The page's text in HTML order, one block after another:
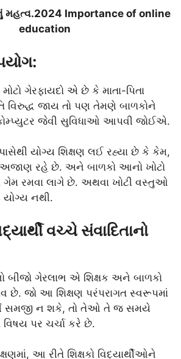
મહત્વ.2024 Importance of online
education
ગેરફાયદો એ છે કે માતા-પિતા
વિરુદ્ધ જાય તો પણ તેમણે બાળકોને
જેવી સુવિધાઓ આપવી જોઈએ.
યોગ્ય શિક્ષણ લઈ રહ્યા છે કે કેમ,
રહે છે. અને બાળકો આનો ખોટો
ગેમ રમવા લાગે છે. અથવા ખોટી વસ્તુઓ
યોગ્ય નથી.
વચ્ચે સંવાદિતાનો
બીજો ગેરલાભ એ શિક્ષક અને બાળકો
છે. જો આ શિક્ષણ પરંપરાગત સ્વરૂપમાં
સમજી ન શકે, તો તેઓ તે જ સમયે
વિષય પર ચર્ચા કરે છે.
આ રીતે શિક્ષકો વિદ્યાર્થીઓને